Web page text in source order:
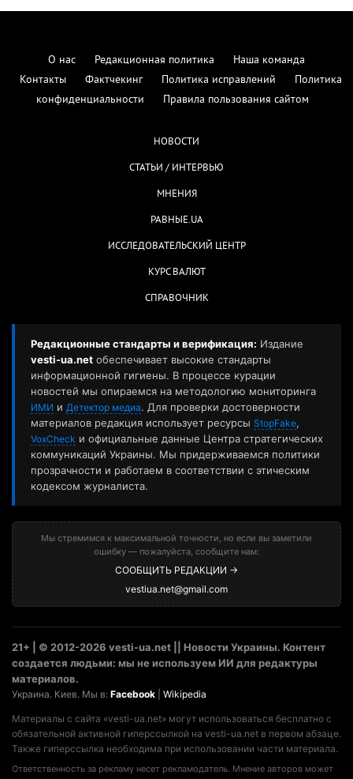
О нас Редакционная политика
Наша команда
Контакты
Фактчекинг Политика исправлений
Политика
конфиденциальности
Правила пользования сайтом
НОВОСТИ
СТАТЬИ / ИНТЕРВЬЮ
МНЕНИЯ
РАВНЫЕ.UA
ИССЛЕДОВАТЕЛЬСКИЙ ЦЕНТР
КУРС ВАЛЮТ
СПРАВОЧНИК
Редакционные стандарты и верификация: Издание
vesti-ua.net обеспечивает высокие стандарты
информационной гигиены. В процессе курации
новостей мы опираемся на методологию мониторинга
ИМИ и Детектор медиа. Для проверки достоверности
материалов редакция использует ресурсы StopFake,
VoxCheck и официальные данные Центра стратегических
коммуникаций Украины. Мы придерживаемся политики
прозрачности и работаем в соответствии с этическим
кодексом журналиста.
Мы стремимся к максимальной точности, но если вы заметили
ошибку — пожалуйста, сообщите нам:
СООБЩИТЬ РЕДАКЦИИ →
vestiua.net@gmail.com
21+ | © 2012-2026 vesti-ua.net || Новости Украины. Контент
создается людьми: мы не используем ИИ для редактуры
материалов.
Украина. Киев. Мы в: Facebook Wikipedia
Материалы с сайта «vesti-ua.net» могут использоваться бесплатно с
обязательной активной гиперссылкой на vesti-ua.net в первом абзаце.
Также гиперссылка необходима при использовании части материала.
Ответственность за рекламу несет рекламодатель. Мнение авторов может